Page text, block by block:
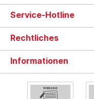
Service-Hotline
Rechtliches
Informationen